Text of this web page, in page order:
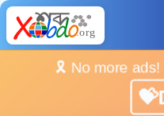
🎗️ No more ads!